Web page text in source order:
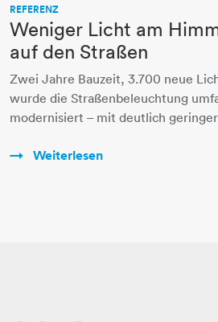
REFERENZ
Weniger Licht am
auf den Straßen
Zwei Jahre Bauzeit, 3.700 neue
wurde die Straßenbeleuchtung
modernisiert – mit deutlich
Weiterlesen